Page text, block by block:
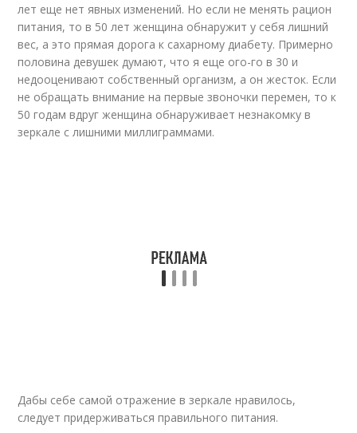
лет еще нет явных изменений. Но если не менять рацион
питания, то в 50 лет женщина обнаружит у себя лишний
вес, а это прямая дорога к сахарному диабету. Примерно
половина девушек думают, что я еще ого-го в 30 и
недооценивают собственный организм, а он жесток. Если
не обращать внимание на первые звоночки перемен, то к
50 годам вдруг женщина обнаруживает незнакомку в
зеркале с лишними миллиграммами.
Дабы себе самой отражение в зеркале нравилось,
следует придерживаться правильного питания.